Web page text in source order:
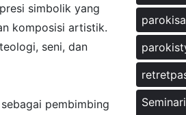
simbolik yang
komposisi artistik.
seni, dan
pembimbing